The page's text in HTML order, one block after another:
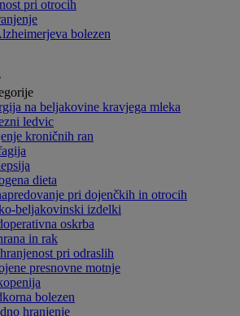
pri otrocih
bolezen
na beljakovine kravjega mleka
ledvic
kroničnih ran
dieta
pri dojenčkih in otrocih
beljakovinski izdelki
oskrba
in rak
pri odraslih
presnovne motnje
bolezen
hranjenje